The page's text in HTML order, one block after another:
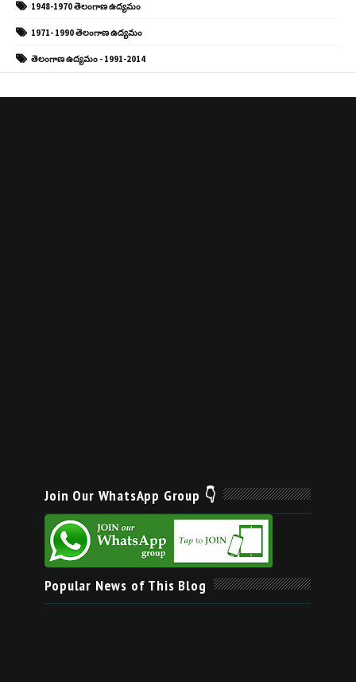
1948-1970 తెలంగాణ ఉద్యమం
1971- 1990 తెలంగాణ ఉద్యమం
తెలంగాణ ఉద్యమం - 1991-2014
Join Our WhatsApp Group 👇
Popular News of This Blog